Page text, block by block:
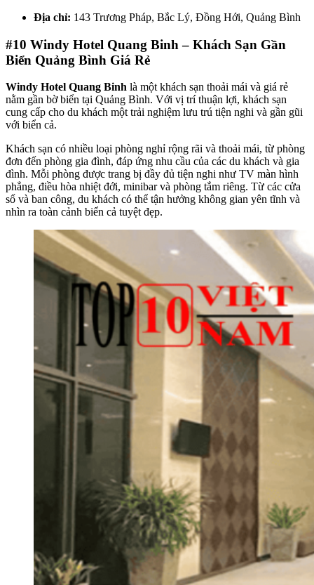
Địa chỉ: 143 Trương Pháp, Bắc Lý, Đồng Hới, Quảng Bình
#10 Windy Hotel Quang Binh – Khách Sạn Gần
Biển Quảng Bình Giá Rẻ
Windy Hotel Quang Binh là một khách sạn thoải mái và giá rẻ
nằm gần bờ biển tại Quảng Bình. Với vị trí thuận lợi, khách sạn
cung cấp cho du khách một trải nghiệm lưu trú tiện nghi và gần gũi
với biển cả.
Khách sạn có nhiều loại phòng nghỉ rộng rãi và thoải mái, từ phòng
đơn đến phòng gia đình, đáp ứng nhu cầu của các du khách và gia
đình. Mỗi phòng được trang bị đầy đủ tiện nghi như TV màn hình
phẳng, điều hòa nhiệt đới, minibar và phòng tắm riêng. Từ các cửa
sổ và ban công, du khách có thể tận hưởng không gian yên tĩnh và
nhìn ra toàn cảnh biển cả tuyệt đẹp.